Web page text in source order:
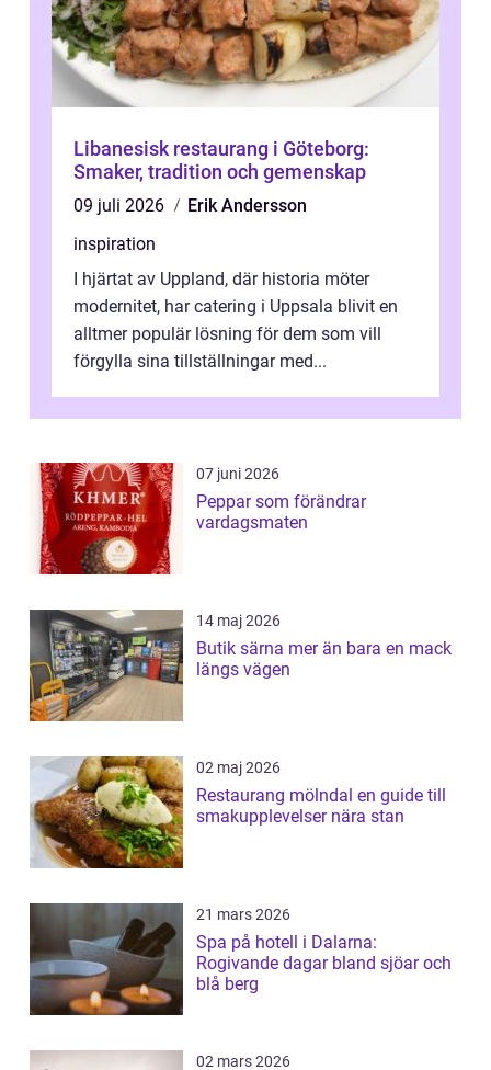
Libanesisk restaurang i Göteborg:
Smaker, tradition och gemenskap
09 juli 2026
Erik Andersson
inspiration
I hjärtat av Uppland, där historia möter
modernitet, har catering i Uppsala blivit en
alltmer populär lösning för dem som vill
förgylla sina tillställningar med...
07 juni 2026
Peppar som förändrar
vardagsmaten
14 maj 2026
Butik särna mer än bara en mack
längs vägen
02 maj 2026
Restaurang mölndal en guide till
smakupplevelser nära stan
21 mars 2026
Spa på hotell i Dalarna:
Rogivande dagar bland sjöar och
blå berg
02 mars 2026